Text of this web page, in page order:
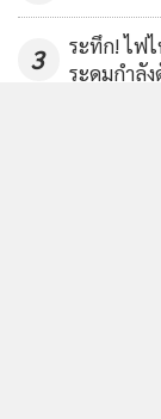
3
ระทึก! ไฟไ
ระดมกำลั